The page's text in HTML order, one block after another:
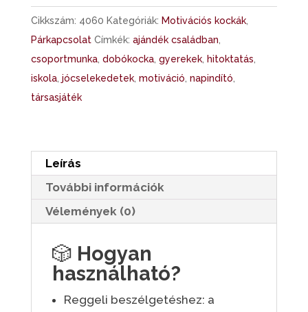
-
napindító
mennyiség
Cikkszám: 4060 Kategóriák: Motivációs kockák,
Párkapcsolat Címkék: ajándék családban
csoportmunka, dobókocka, gyerekek, hitoktatás
iskola, jócselekedetek, motiváció napindító
társasjáték
Leírás
További információk
Vélemények (0)
🎲 Hogyan
használható?
Reggeli beszélgetéshez: a